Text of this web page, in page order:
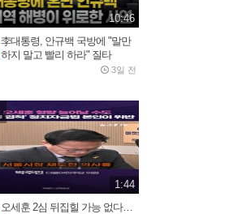
2026.07.31
오세훈 당선무효 가능성에
"경박하다"…정청래·이지은
볼콕 논란 일갈 [팩트앤뷰...
10:46
李대통령, 안규백 국방에 "말만
하지 말고 빨리 하라" 질타
3일 전
1:44
오세훈 2심 뒤집힐 가능 없다…